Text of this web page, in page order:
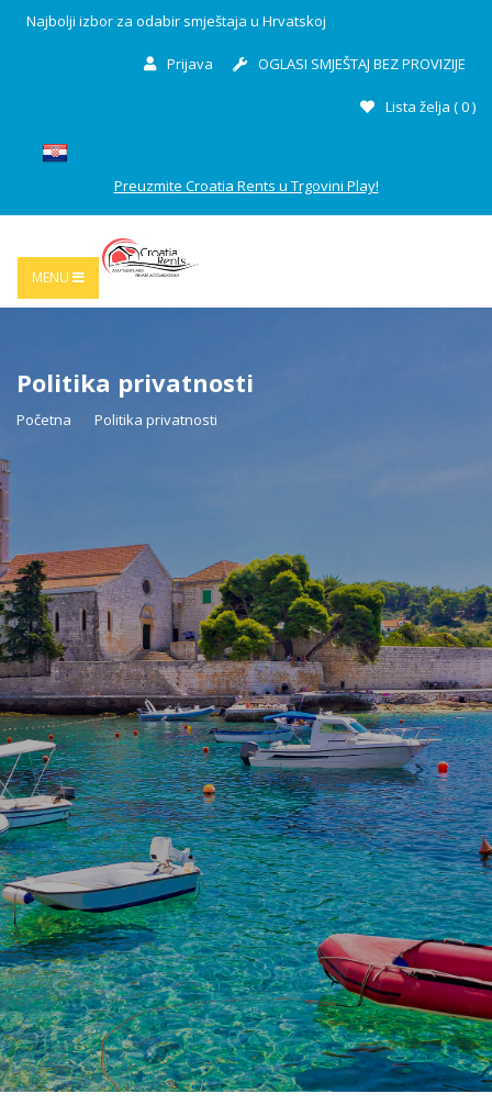
Najbolji izbor za odabir smještaja u Hrvatskoj
Prijava OGLASI SMJEŠTAJ BEZ PROVIZIJE
Lista želja (0)
Preuzmite Croatia Rents u Trgovini Play!
MENU
Politika privatnosti
Početna Politika privatnosti